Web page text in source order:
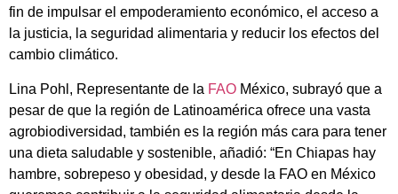
fin de impulsar el empoderamiento económico, el acceso a
la justicia, la seguridad alimentaria y reducir los efectos del
cambio climático.
Lina Pohl, Representante de la FAO México, subrayó que a
pesar de que la región de Latinoamérica ofrece una vasta
agrobiodiversidad, también es la región más cara para tener
una dieta saludable y sostenible, añadió: “En Chiapas hay
hambre, sobrepeso y obesidad, y desde la FAO en México